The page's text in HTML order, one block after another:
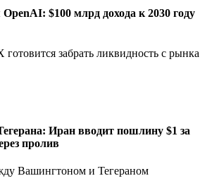
$100 млрд дохода к 2030 году
забрать ликвидность с рынка
Иран вводит пошлину $1 за
пролив
Вашингтоном и Тегераном